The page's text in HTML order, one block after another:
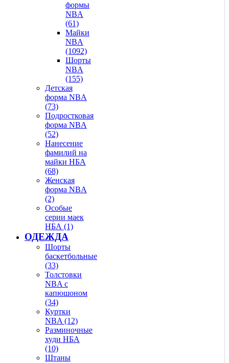
формы
NBA
(61)
Майки
NBA
(1092)
Шорты
NBA
(155)
Детская
форма NBA
(73)
Подростковая
форма NBA
(52)
Нанесение
фамилий на
майки НБА
(68)
Женская
форма NBA
(2)
Особые
серии маек
НБА (1)
ОДЕЖДА
Шорты
баскетбольные
(33)
Толстовки
NBA с
капюшоном
(34)
Куртки
NBA (12)
Разминочные
худи НБА
(10)
Штаны